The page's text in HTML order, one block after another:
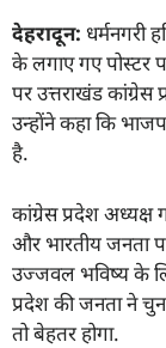
देहरादून: धर्मनगरी
के लगाए गए पोस्टर
पर उत्तराखंड
उन्होंने कहा कि
है.
कांग्रेस प्रदेश अध्यक्ष
और भारतीय जनता
उज्जवल भविष्य के
प्रदेश की जनता ने
तो बेहतर होगा.